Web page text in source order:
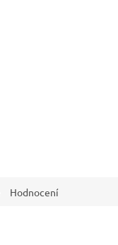
Hodnocení